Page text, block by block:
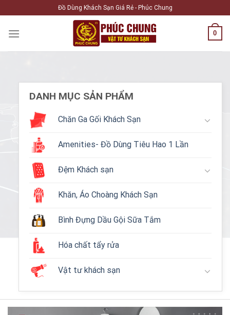
to
content
Đồ Dùng Khách Sạn Giá Rẻ - Phúc Chung
0
DANH MỤC SẢN PHẨM
Chăn Ga Gối Khách Sạn
Amenities- Đồ Dùng Tiêu Hao 1 Lần
Đệm Khách sạn
Khăn, Áo Choàng Khách Sạn
Bình Đựng Dầu Gội Sữa Tắm
Hóa chất tẩy rửa
Vật tư khách sạn